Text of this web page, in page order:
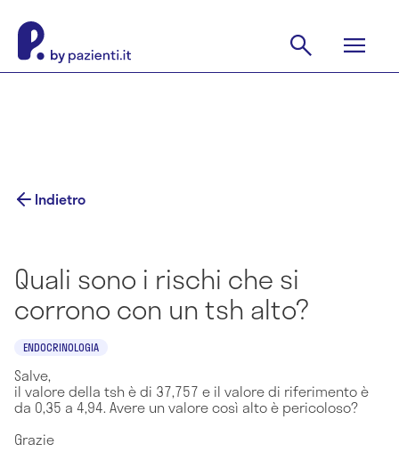
Indietro
Quali sono i rischi che si
corrono con un tsh alto?
ENDOCRINOLOGIA
Salve,
il valore della tsh è di 37,757 e il valore di riferimento è
da 0,35 a 4,94. Avere un valore così alto è pericoloso?
Grazie